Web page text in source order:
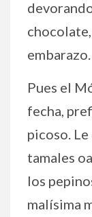
embarazo.
Pues el
fecha,
picoso.
tamales
los
malísima